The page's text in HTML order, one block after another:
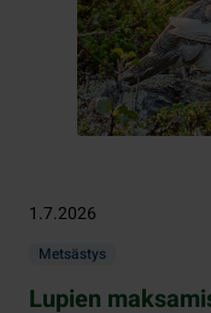
1.7.2026
Metsästys
Lupien